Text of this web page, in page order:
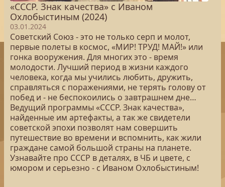
«СССР. Знак качества» с Иваном
Охлобыстиным (2024)
03.01.2024
Советский Союз - это не только серп и молот,
первые полеты в космос, «МИР! ТРУД! МАЙ!» или
гонка вооружения. Для многих это - время
молодости. Лучший период в жизни каждого
человека, когда мы учились любить, дружить,
справляться с поражениями, не терять голову от
побед и - не беспокоились о завтрашнем дне…
Ведущий программы «СССР. Знак качества»,
найденные им артефакты, а так же свидетели
советской эпохи позволят нам совершить
путешествие во времени и вспомнить, как жили
граждане самой большой страны на планете.
Узнавайте про СССР в деталях, в ЧБ и цвете, с
юмором и серьезно - с Иваном Охлобыстиным!